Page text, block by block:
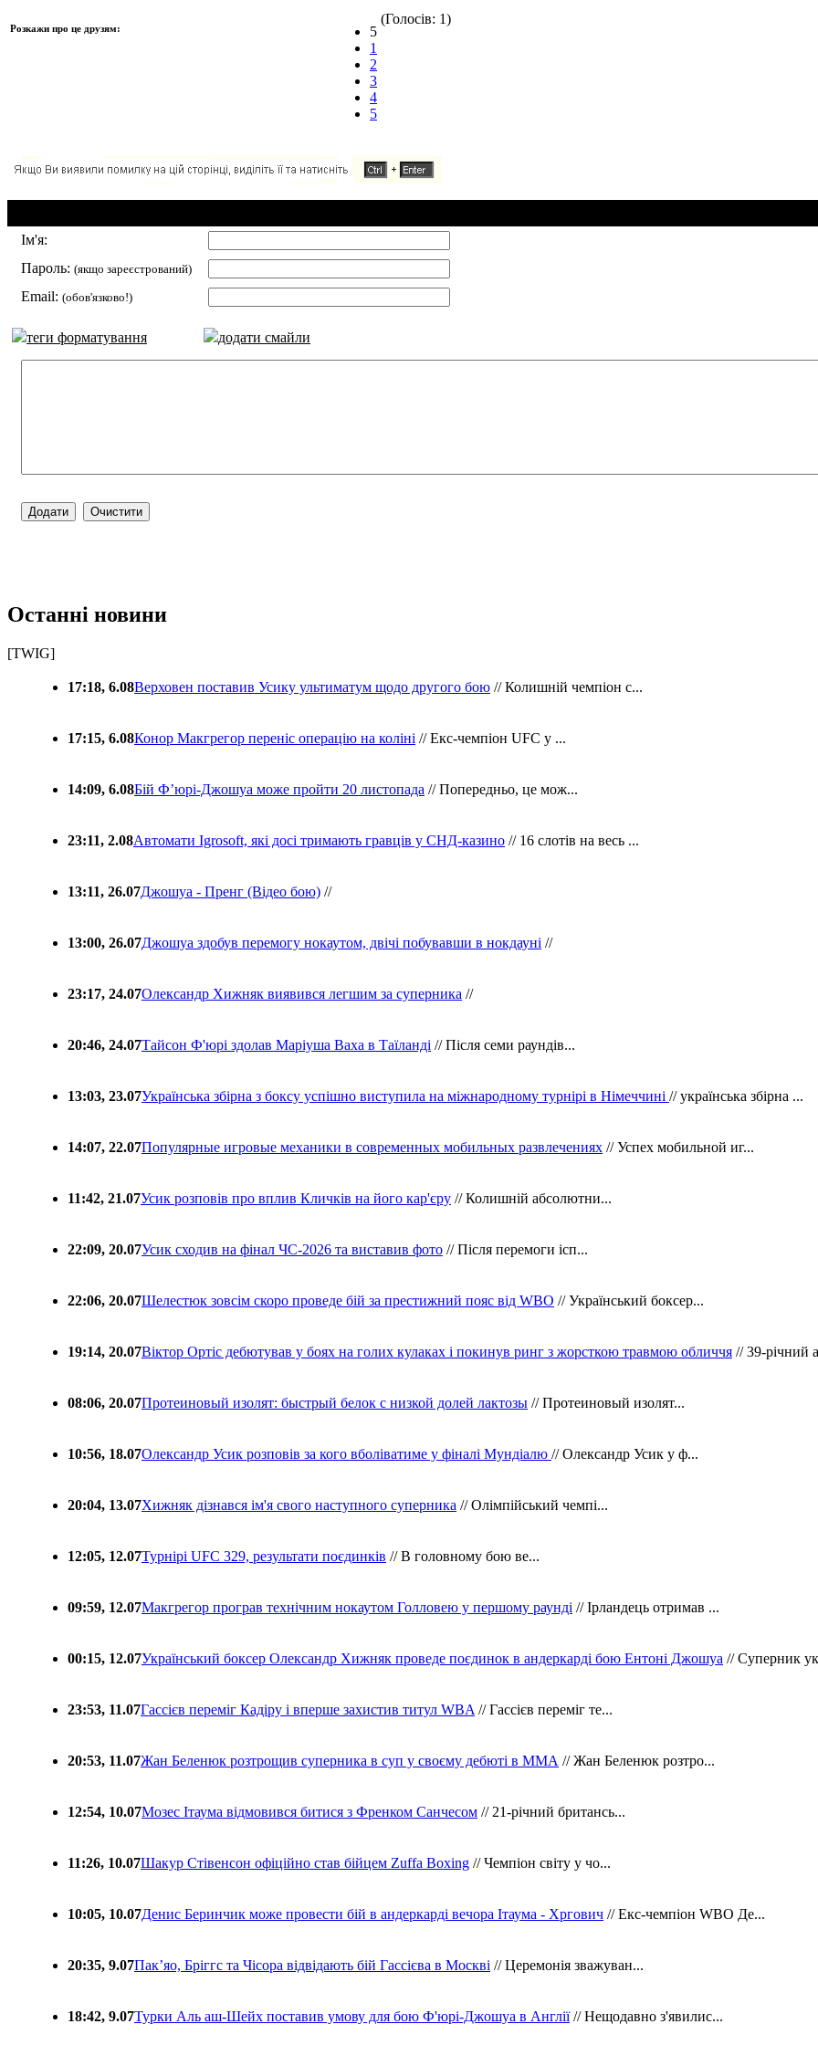
Розкажи про це друзям:
5
1
2
3
4
5
(Голосів: 1)
Ім'я:
Пароль: (якщо зареєстрований)
Email: (обов'язково!)
теги форматування додати смайли
Останні новини
[TWIG]
17:18, 6.08Верховен поставив Усику ультиматум щодо другого бою // Колишній чемпіон с...
17:15, 6.08Конор Макгрегор переніс операцію на коліні // Екс-чемпіон UFC у ...
14:09, 6.08Бій Ф’юрі-Джошуа може пройти 20 листопада // Попередньо, це мож...
23:11, 2.08Автомати Igrosoft, які досі тримають гравців у СНД-казино // 16 слотів на весь ...
13:11, 26.07Джошуа - Пренг (Відео бою) //
13:00, 26.07Джошуа здобув перемогу нокаутом, двічі побувавши в нокдауні //
23:17, 24.07Олександр Хижняк виявився легшим за суперника //
20:46, 24.07Тайсон Ф'юрі здолав Маріуша Ваха в Таїланді // Після семи раундів...
13:03, 23.07Українська збірна з боксу успішно виступила на міжнародному турнірі в Німеччині // українська збірна ...
14:07, 22.07Популярные игровые механики в современных мобильных развлечениях // Успех мобильной иг...
11:42, 21.07Усик розповів про вплив Кличків на його кар'єру // Колишній абсолютни...
22:09, 20.07Усик сходив на фінал ЧС-2026 та виставив фото // Після перемоги ісп...
22:06, 20.07Шелестюк зовсім скоро проведе бій за престижний пояс від WBO // Український боксер...
19:14, 20.07Віктор Ортіс дебютував у боях на голих кулаках і покинув ринг з жорсткою травмою обличчя // 39-річний
08:06, 20.07Протеиновый изолят: быстрый белок с низкой долей лактозы // Протеиновый изолят...
10:56, 18.07Олександр Усик розповів за кого вболіватиме у фіналі Мундіалю // Олександр Усик у ф...
20:04, 13.07Хижняк дізнався ім'я свого наступного суперника // Олімпійський чемпі...
12:05, 12.07Турнірі UFC 329, результати поєдинків // В головному бою ве...
09:59, 12.07Макгрегор програв технічним нокаутом Голловею у першому раунді // Ірландець отримав ...
00:15, 12.07Український боксер Олександр Хижняк проведе поєдинок в андеркарді бою Ентоні Джошуа // Суперник
23:53, 11.07Гассієв переміг Кадіру і вперше захистив титул WBA // Гассієв переміг те...
20:53, 11.07Жан Беленюк розтрощив суперника в суп у своєму дебюті в ММА // Жан Беленюк розтро...
12:54, 10.07Мозес Ітаума відмовився битися з Френком Санчесом // 21-річний британсь...
11:26, 10.07Шакур Стівенсон офіційно став бійцем Zuffa Boxing // Чемпіон світу у чо...
10:05, 10.07Денис Беринчик може провести бій в андеркарді вечора Ітаума - Хргович // Екс-чемпіон WBO Де...
20:35, 9.07Пакʼяо, Бріггс та Чісора відвідають бій Гассієва в Москві // Церемонія зважуван...
18:42, 9.07Турки Аль аш-Шейх поставив умову для бою Ф'юрі-Джошуа в Англії// Нещодавно з'явилис...